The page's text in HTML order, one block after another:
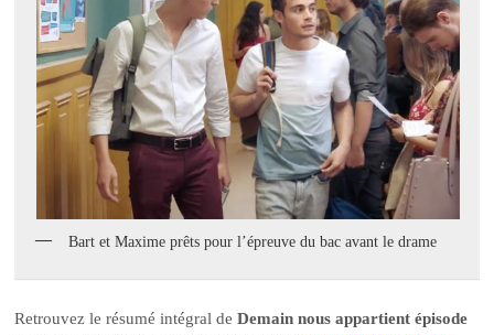
Bart et Maxime prêts pour l’épreuve du bac avant le drame
Retrouvez le résumé intégral deDemain nous appartient épisode